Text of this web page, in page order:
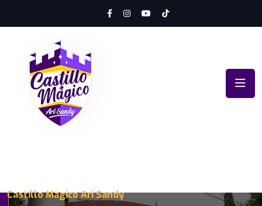
Castillo Mágico Ari Sandy